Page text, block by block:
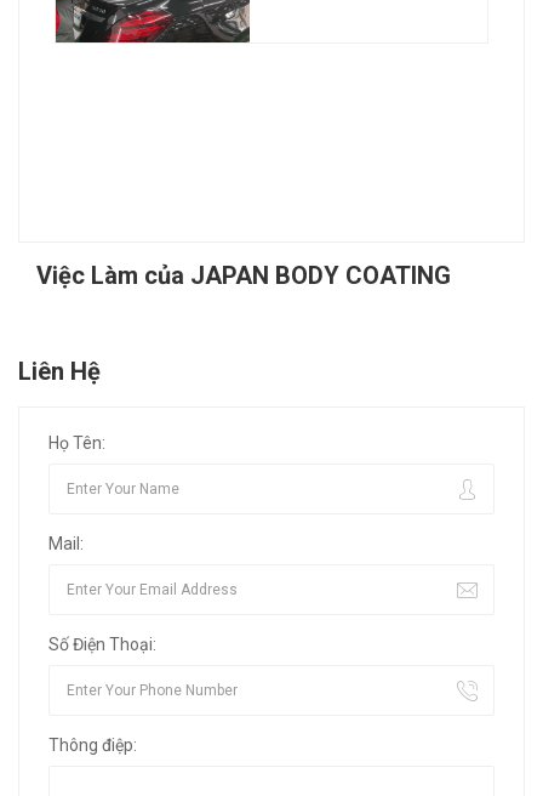
Việc Làm của JAPAN BODY COATING
Liên Hệ
Họ Tên:
Mail:
Số Điện Thoại:
Thông điệp: